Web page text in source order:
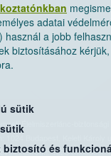
adatai
használ a jobb
biztosításához
sütik
biztosító és
Élelmiszerlánc-biztonsági
cím: 1525 Budapest.